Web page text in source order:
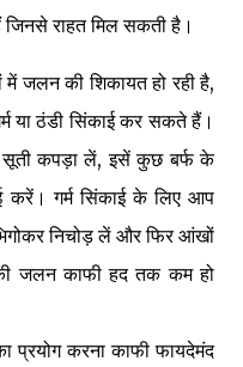
राहत मिल सकती है।
जलन की शिकायत हो रही है,
या ठंडी सिंकाई कर सकते हैं।
कपड़ा लें, इसें कुछ बर्फ के
गर्म सिंकाई के लिए आप
निचोड़ लें और फिर आंखों
जलन काफी हद तक कम हो
प्रयोग करना काफी फायदेमंद